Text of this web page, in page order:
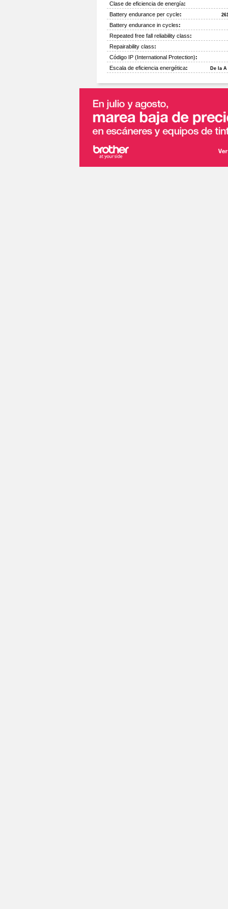
Clase de eficiencia de energía:
Battery endurance per cycle:
Battery endurance in cycles:
Repeated free fall reliability class:
Repairability class:
Código IP (International Protection):
Escala de eficiencia energética: De la